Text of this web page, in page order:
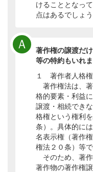
けることとなっ
点はあるでしょう
Ａ
著作権の譲渡だ
等の特約もいれま
１ 著作者人格
著作権法は、著
格的要素・利益
譲渡・相続でき
格権という権利
条）。具体的に
名表示権（著作
権法２０条）等
そのため、著
著作物の著作権